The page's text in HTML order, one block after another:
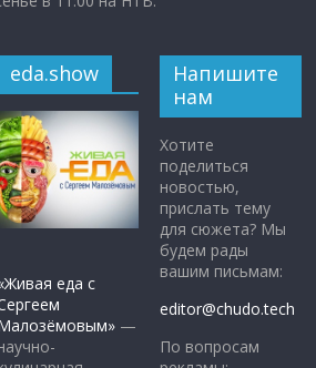
eda.show
еда с
—
Напишите
нам
Хотите
поделиться
новостью,
прислать тему
для сюжета? Мы
будем рады
вашим письмам:
editor@chudo.tech
По вопросам